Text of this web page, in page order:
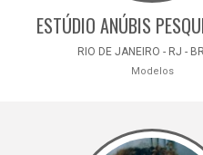
ESTÚDIO ANÚBIS
RIO DE JANEIRO - RJ -
Modelos